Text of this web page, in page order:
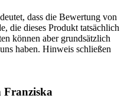
dass die Bewertung von
die dieses Produkt tatsächlich
können aber grundsätzlich
haben. Hinweis schließen
Franziska